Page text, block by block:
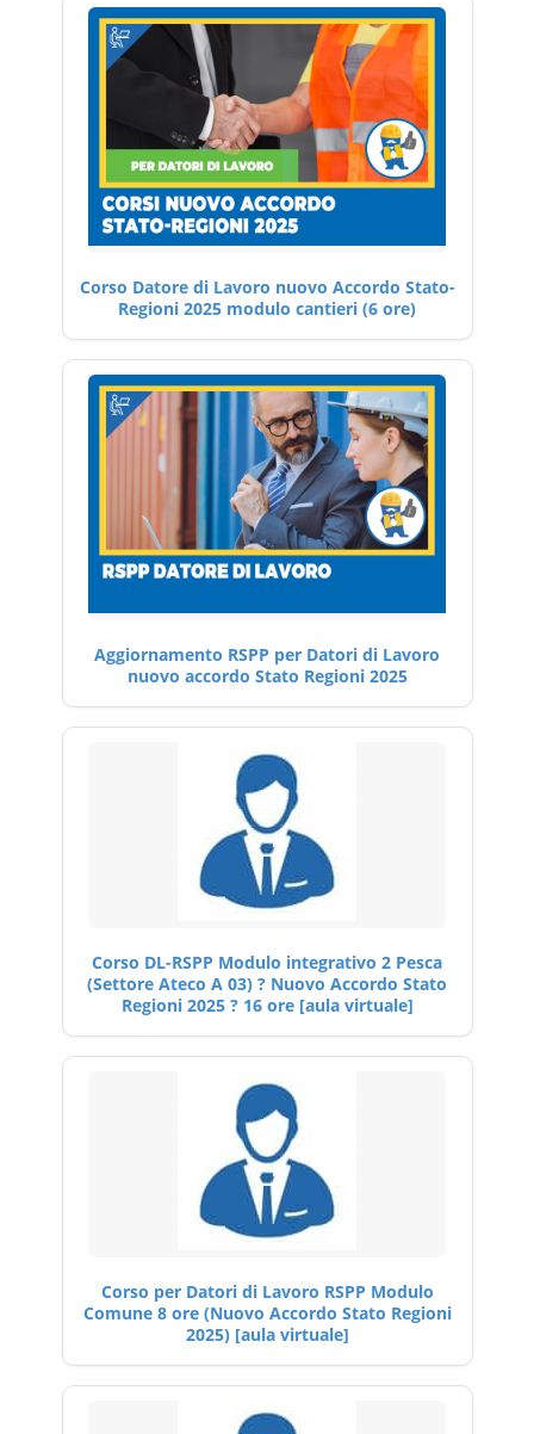
Corso Datore di Lavoro nuovo Accordo Stato-
Regioni 2025 modulo cantieri (6 ore)
Aggiornamento RSPP per Datori di Lavoro
nuovo accordo Stato Regioni 2025
Corso DL-RSPP Modulo integrativo 2 Pesca
(Settore Ateco A 03) ? Nuovo Accordo Stato
Regioni 2025 ? 16 ore [aula virtuale]
Corso per Datori di Lavoro RSPP Modulo
Comune 8 ore (Nuovo Accordo Stato Regioni
2025) [aula virtuale]